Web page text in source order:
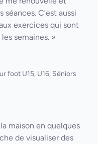
C’est aussi
exercices qui sont
semaines. »
foot U15, U16, Séniors
maison en quelques
de visualiser des